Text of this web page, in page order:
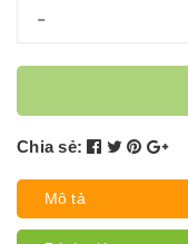
-
Chia sẻ:
Mô tả